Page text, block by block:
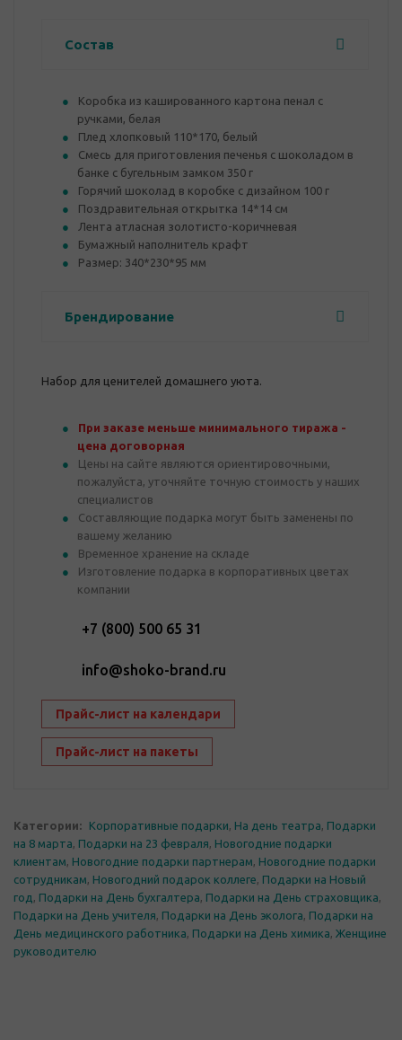
Состав
Коробка из кашированного картона пенал с
ручками, белая
Плед хлопковый 110*170, белый
Смесь для приготовления печенья с шоколадом в
банке с бугельным замком 350 г
Горячий шоколад в коробке с дизайном 100 г
Поздравительная открытка 14*14 см
Лента атласная золотисто-коричневая
Бумажный наполнитель крафт
Размер: 340*230*95 мм
Брендирование
Набор для ценителей домашнего уюта.
При заказе меньше минимального тиража -
цена договорная
Цены на сайте являются ориентировочными,
пожалуйста, уточняйте точную стоимость у наших
специалистов
Составляющие подарка могут быть заменены по
вашему желанию
Временное хранение на складе
Изготовление подарка в корпоративных цветах
компании
+7 (800) 500 65 31
info@shoko-brand.ru
Прайс-лист на календари
Прайс-лист на пакеты
Категории: Корпоративные подарки, На день театра, Подарки
на 8 марта, Подарки на 23 февраля, Новогодние подарки
клиентам, Новогодние подарки партнерам, Новогодние подарки
сотрудникам, Новогодний подарок коллеге, Подарки на Новый
год , Подарки на День бухгалтера, Подарки на День страховщика,
Подарки на День учителя, Подарки на День эколога, Подарки на
День медицинского работника, Подарки на День химика, Женщине
руководителю